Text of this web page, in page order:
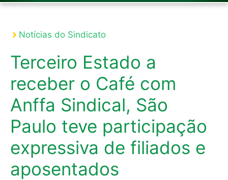
Notícias do Sindicato
Terceiro Estado a
receber o Café com
Anffa Sindical, São
Paulo teve participação
expressiva de filiados e
aposentados